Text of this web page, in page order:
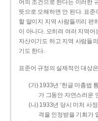
어의 조건으로 한다는 이러한
뜻으로 오해하면 안 된다. 표
할 말이지 지역 사람들끼리 편
이 아니다. 오히려 여러 지역
자산이기도 하고 지역 사람들
기도 한다.
표준어 규정의 실제적인 대상
(가) 1933년 ‘한글 마춤법
가 그동안 자연스러운
(나) 1933년 당시 미처 사
격을 인정받을 기회가